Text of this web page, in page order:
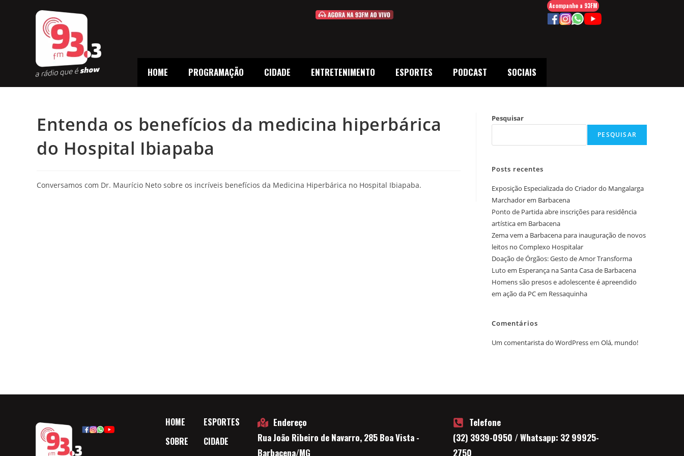
HOME PROGRAMAÇÃO CIDADE ENTRETENIMENTO ESPORTES PODCAST SOCIAIS
Acompanhe a 93FM
Entenda os benefícios da medicina hiperbárica
do Hospital Ibiapaba
Conversamos com Dr. Maurício Neto sobre os incríveis benefícios da Medicina Hiperbárica no Hospital Ibiapaba.
Pesquisar
PESQUISAR
Posts recentes
Exposição Especializada do Criador do Mangalarga
Marchador em Barbacena
Ponto de Partida abre inscrições para residência
artística em Barbacena
Zema vem a Barbacena para inauguração de novos
leitos no Complexo Hospitalar
Doação de Órgãos: Gesto de Amor Transforma
Luto em Esperança na Santa Casa de Barbacena
Homens são presos e adolescente é apreendido
em ação da PC em Ressaquinha
Comentários
Um comentarista do WordPressem Olá, mundo!
HOME
SOBRE
ESPORTES
CIDADE
Endereço
Rua João Ribeiro de Navarro, 285 Boa Vista -
Barbacena/MG
Telefone
(32) 3939-0950 / Whatsapp: 32 99925-
2750